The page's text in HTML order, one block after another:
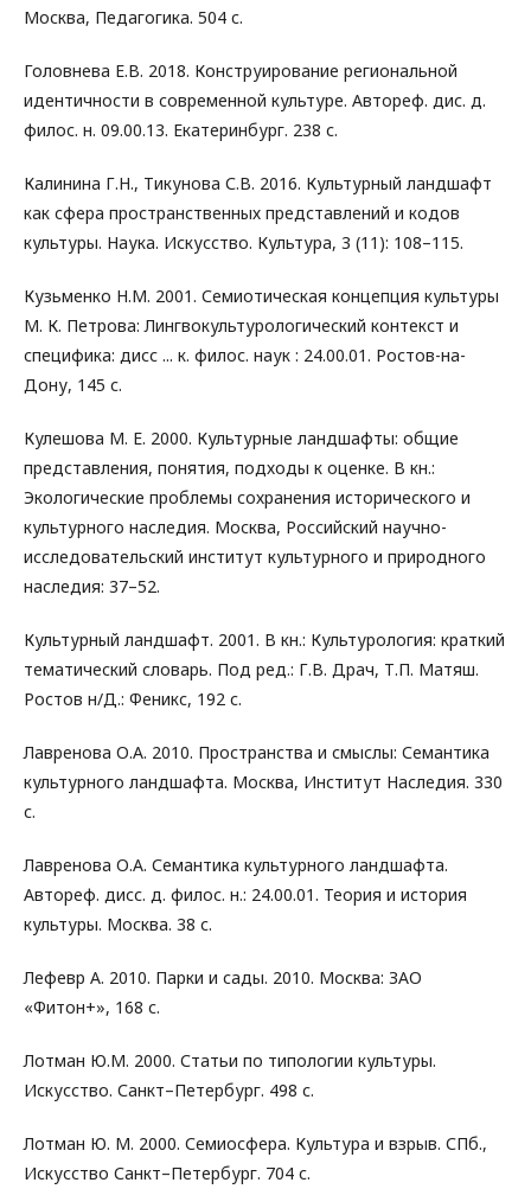
Москва, Педагогика. 504 c.
Головнева Е.В. 2018. Конструирование региональной
идентичности в современной культуре. Автореф. дис. д.
филос. н. 09.00.13. Екатеринбург. 238 с.
Калинина Г.Н., Тикунова С.В. 2016. Культурный ландшафт
как сфера пространственных представлений и кодов
культуры. Наука. Искусство. Культура, 3 (11): 108–115.
Кузьменко Н.М. 2001. Семиотическая концепция культуры
М. К. Петрова: Лингвокультурологический контекст и
специфика: дисс ... к. филос. наук : 24.00.01. Ростов-на-
Дону, 145 с.
Кулешова М. Е. 2000. Культурные ландшафты: общие
представления, понятия, подходы к оценке. В кн.:
Экологические проблемы сохранения исторического и
культурного наследия. Москва, Российский научно-
исследовательский институт культурного и природного
наследия: 37–52.
Культурный ландшафт. 2001. В кн.: Культурология: краткий
тематический словарь. Под ред.: Г.В. Драч, Т.П. Матяш.
Ростов н/Д.: Феникс, 192 с.
Лавренова О.А. 2010. Пространства и смыслы: Семантика
культурного ландшафта. Москва, Институт Наследия. 330
с.
Лавренова О.А. Семантика культурного ландшафта.
Автореф. дисс. д. филос. н.: 24.00.01. Теория и история
культуры. Москва. 38 с.
Лефевр А. 2010. Парки и сады. 2010. Москва: ЗАО
«Фитон+», 168 с.
Лотман Ю.М. 2000. Статьи по типологии культуры.
Искусство. Санкт–Петербург. 498 с.
Лотман Ю. М. 2000. Семиосфера. Культура и взрыв. СПб.,
Искусство Санкт–Петербург. 704 с.